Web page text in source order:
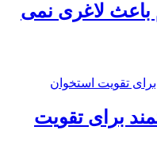
لاغری نمی
برای تقویت